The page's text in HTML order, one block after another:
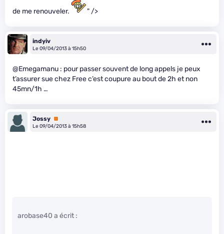
de me renouveler. " />
indyiv
Le 09/04/2013 à 15h50
@Emegamanu : pour passer souvent de long appels je peux
t’assurer sue chez Free c’est coupure au bout de 2h et non
45mn/1h …
Jossy Premium
Le 09/04/2013 à 15h58
arobase40 a écrit :